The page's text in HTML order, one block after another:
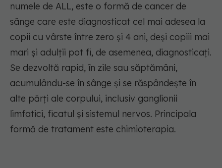
numele de ALL, este o formă de cancer de
sânge care este diagnosticat cel mai adesea la
copii cu vârste între zero și 4 ani, deși copiii mai
mari și adulții pot fi, de asemenea, diagnosticați.
Se dezvoltă rapid, în zile sau săptămâni,
acumulându-se în sânge și se răspândește în
alte părți ale corpului, inclusiv ganglionii
limfatici, ficatul și sistemul nervos. Principala
formă de tratament este chimioterapia.